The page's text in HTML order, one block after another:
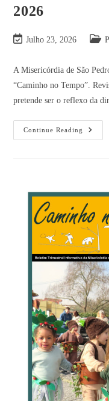
2026
Julho 23, 2026
A Misericórdia de São
“Caminho no Tempo”.
pretende ser o reflexo da
Continue Reading